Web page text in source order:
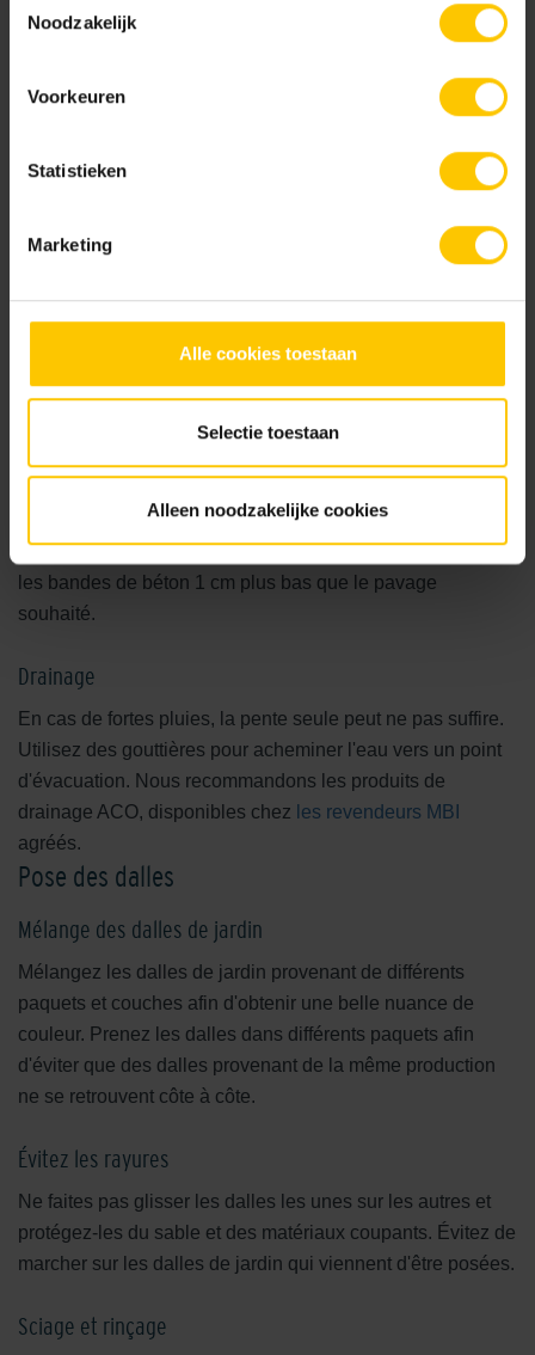
Noodzakelijk
Voorkeuren
Statistieken
Marketing
Alle cookies toestaan
Selectie toestaan
Alleen noodzakelijke cookies
Pour éviter les inondations, posez toujours les pavés en
pente. Veillez à ce que l'eau puisse s'écouler vers le jardin,
les bordures ou les caniveaux. La règle générale est
Bordure
Après avoir posé le lit de sable, réalisez la bordure à l'aide
de bandes de béton. Tenez compte de la pente et posez
les bandes de béton 1 cm plus bas que le pavage
souhaité.
Drainage
En cas de fortes pluies, la pente seule peut ne pas suffire.
Utilisez des gouttières pour acheminer l'eau vers un point
d'évacuation. Nous recommandons les produits de
drainage ACO, disponibles chez les revendeurs MBI
agréés.
Pose des dalles
Mélange des dalles de jardin
Mélangez les dalles de jardin provenant de différents
paquets et couches afin d'obtenir une belle nuance de
couleur. Prenez les dalles dans différents paquets afin
d'éviter que des dalles provenant de la même production
ne se retrouvent côte à côte.
Évitez les rayures
Ne faites pas glisser les dalles les unes sur les autres et
protégez-les du sable et des matériaux coupants. Évitez de
marcher sur les dalles de jardin qui viennent d'être posées.
Sciage et rinçage